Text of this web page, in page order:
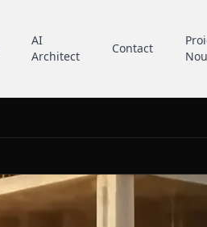
AI
Architect
Contact
Nou